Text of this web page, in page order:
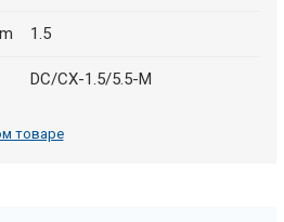
1.5
DC/CX-1.5/5.5-M
товаре